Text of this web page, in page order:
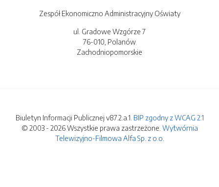
Zespół Ekonomiczno Administracyjny Oświaty
ul. Gradowe Wzgórze 7
76-010, Polanów
Zachodniopomorskie
Biuletyn Informacji Publicznej v87.2.a.1. BIP zgodny z WCAG 2.1
© 2003 - 2026 Wszystkie prawa zastrzeżone. Wytwórnia
Telewizyjno-Filmowa Alfa Sp. z o.o.